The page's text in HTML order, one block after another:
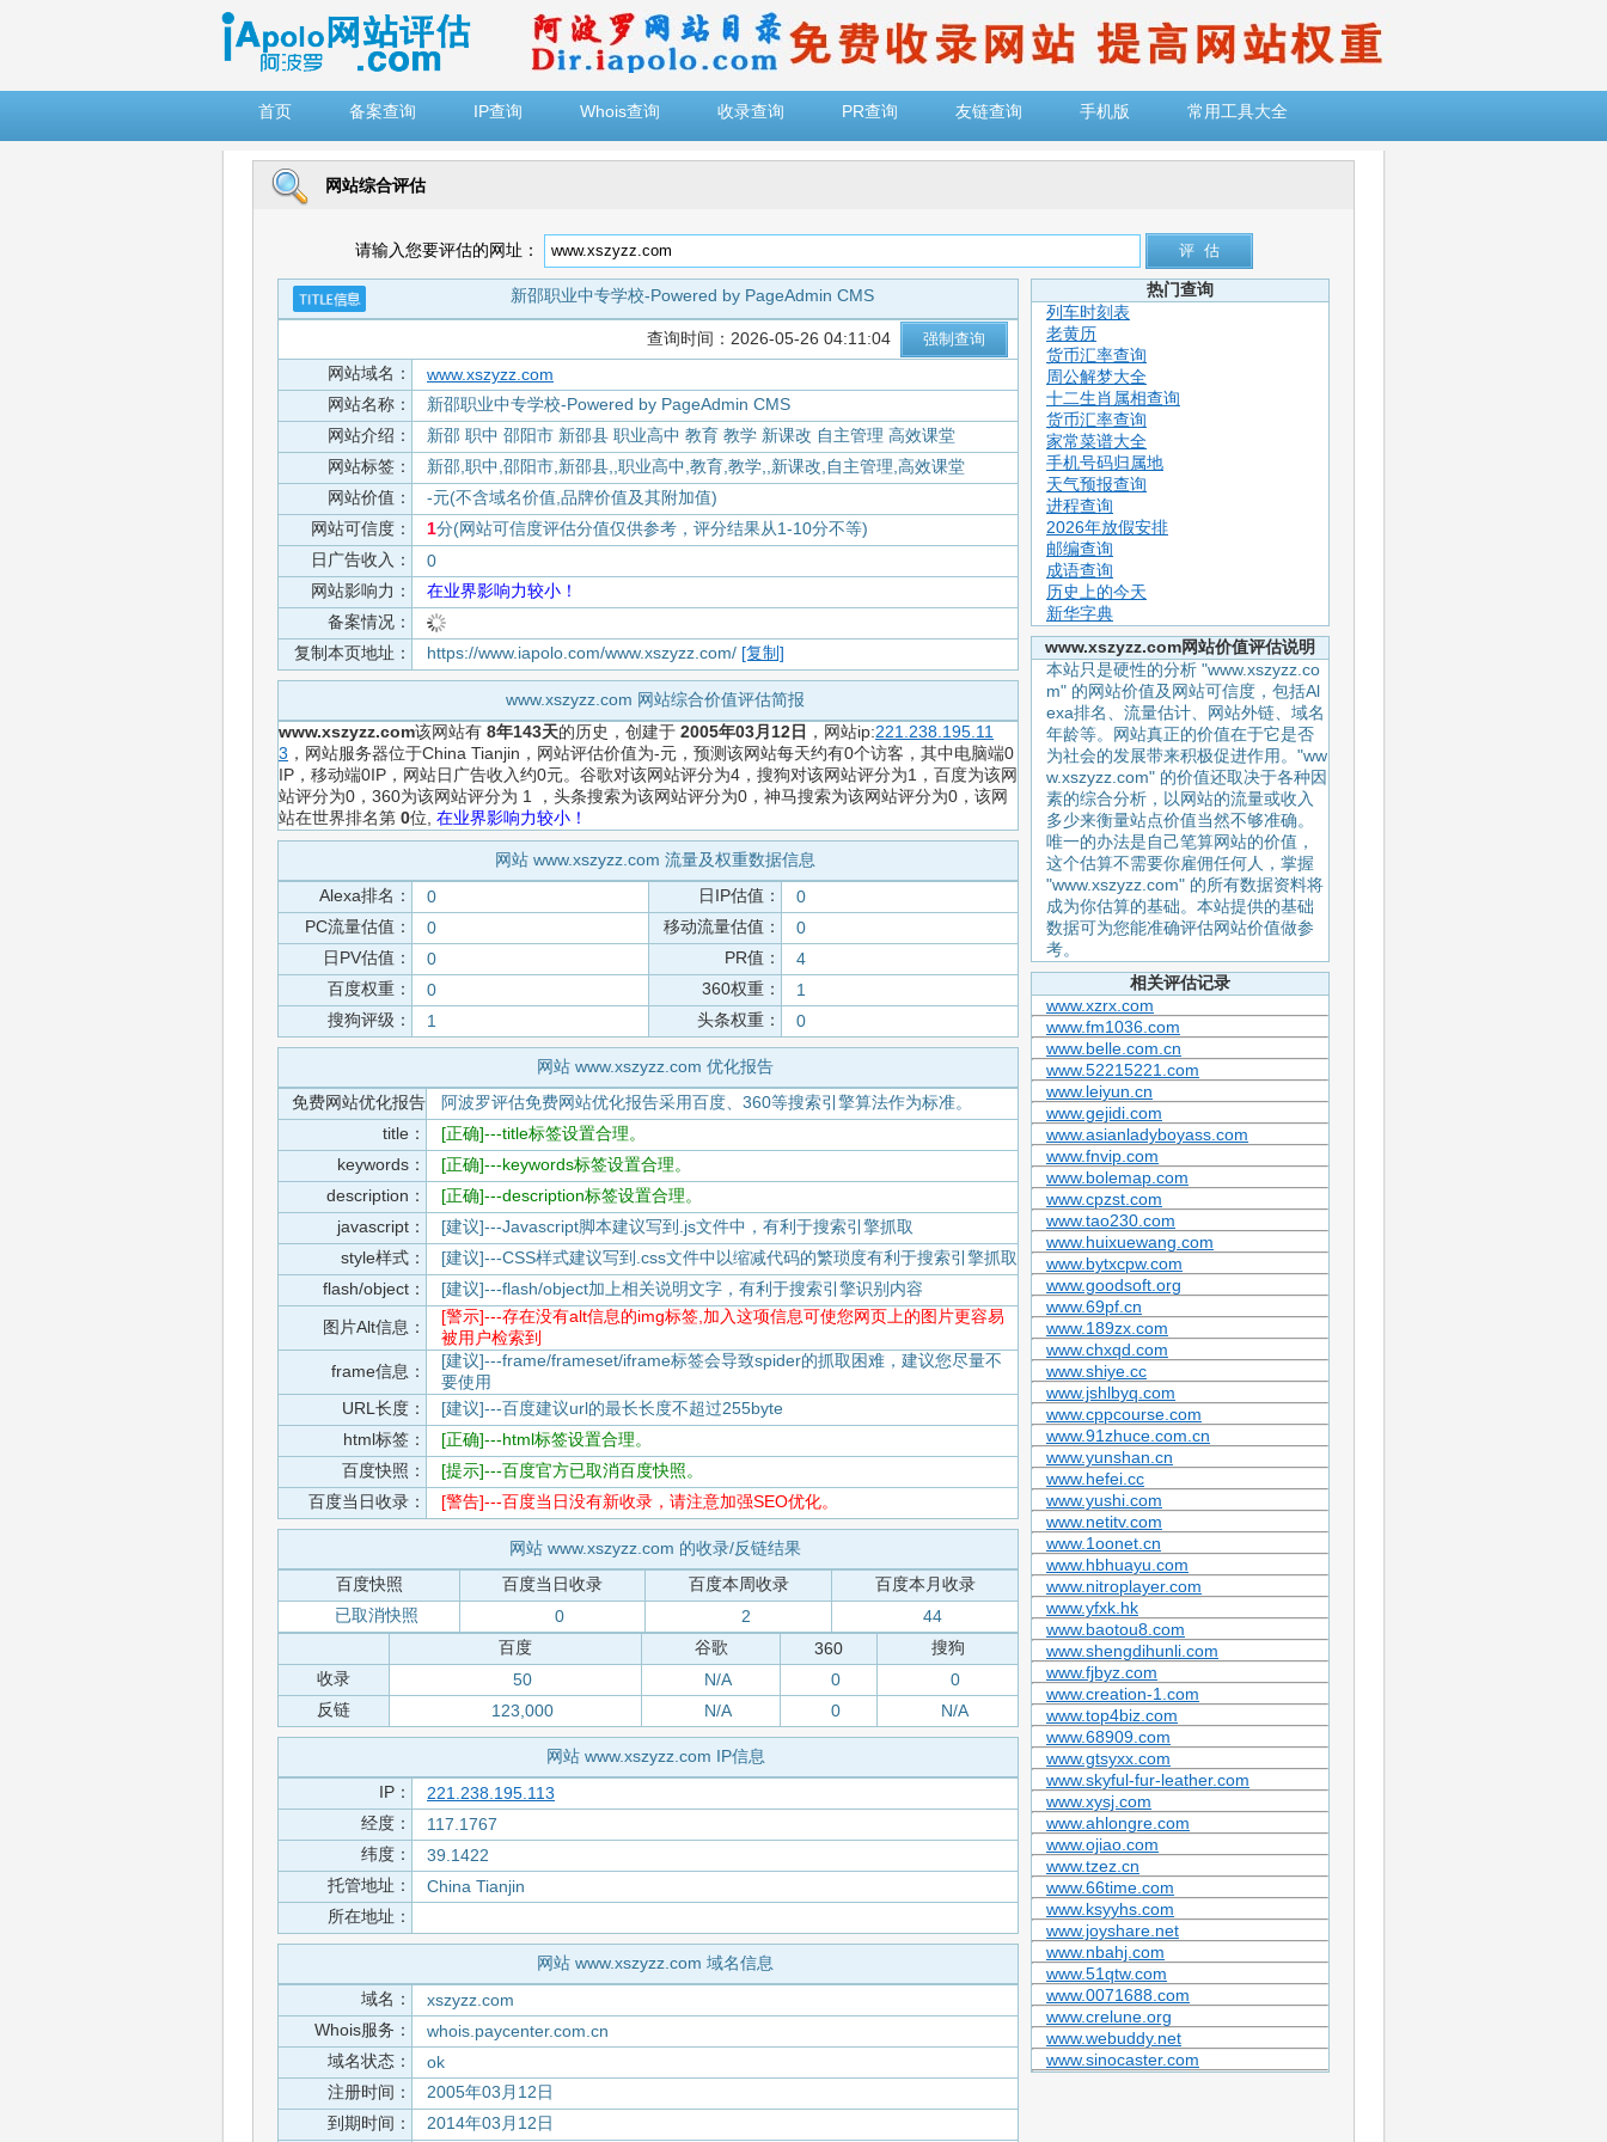
首页
备案查询 IP查询 Whois查询 收录查询 PR查询 友链查询 手机版 常用工具大全
网站综合评估
请输入您要评估的网址：
新邵职业中专学校-Powered by PageAdmin CMS
查询时间：2026-05-26 04:11:04
网站域名：
www.xszyzz.com
网站名称：
新邵职业中专学校-Powered by PageAdmin CMS
网站介绍：
新邵 职中 邵阳市 新邵县 职业高中 教育 教学 新课改 自主管理 高效课堂
网站标签：
新邵,职中,邵阳市,新邵县,,职业高中,教育,教学,,新课改,自主管理,高效课堂
网站价值：
-元(不含域名价值,品牌价值及其附加值)
网站可信度：
1分(网站可信度评估分值仅供参考，评分结果从1-10分不等)
日广告收入：
0
网站影响力：
在业界影响力较小！
备案情况：
复制本页地址：
https://www.iapolo.com/www.xszyzz.com/ [复制]
www.xszyzz.com 网站综合价值评估简报
www.xszyzz.com该网站有 8年143天的历史，创建于 2005年03月12日 ，网站ip:221.238.195.11
3 ，网站服务器位于China Tianjin，网站评估价值为-元，预测该网站每天约有0个访客，其中电脑端0
IP，移动端0IP，网站日广告收入约0元。谷歌对该网站评分为4，搜狗对该网站评分为1，百度为该网
站评分为0，360为该网站评分为 1 ，头条搜索为该网站评分为0，神马搜索为该网站评分为0，该网
站在世界排名第 0位, 在业界影响力较小！
网站 www.xszyzz.com 流量及权重数据信息
Alexa排名：
0 日IP估值：
0
PC流量估值：
0 移动流量估值：
0
日PV估值：
0 PR值：
4
百度权重：
0 360权重：
1
搜狗评级：
1 头条权重： 0
网站 www.xszyzz.com 优化报告
免费网站优化报告
阿波罗评估免费网站优化报告采用百度、360等搜索引擎算法作为标准。
title：
[正确]---title标签设置合理。
keywords：
[正确]---keywords标签设置合理。
description：
[正确]---description标签设置合理。
javascript：
[建议]---Javascript脚本建议写到.js文件中，有利于搜索引擎抓取
style样式：
[建议]---CSS样式建议写到.css文件中以缩减代码的繁琐度有利于搜索引擎抓取
flash/object：
[建议]---flash/object加上相关说明文字，有利于搜索引擎识别内容
图片Alt信息：
[警示]---存在没有alt信息的img标签,加入这项信息可使您网页上的图片更容易
被用户检索到
frame信息：
[建议]---frame/frameset/iframe标签会导致spider的抓取困难，建议您尽量不
要使用
URL长度：
[建议]---百度建议url的最长长度不超过255byte
html标签：
[正确]---html标签设置合理。
百度快照：
[提示]---百度官方已取消百度快照。
百度当日收录：
[警告]---百度当日没有新收录，请注意加强SEO优化。
网站 www.xszyzz.com 的收录/反链结果
百度快照
百度当日收录 百度本周收录
百度本月收录
已取消快照
0 2
44
百度
谷歌 360
搜狗
收录
50 N/A 0
0
反链
123,000 N/A 0 N/A
网站 www.xszyzz.com IP信息
IP：
221.238.195.113
经度：
117.1767
纬度：
39.1422
托管地址：
China Tianjin
所在地址：
网站 www.xszyzz.com 域名信息
域名：
xszyzz.com
Whois服务：
whois.paycenter.com.cn
域名状态：
ok
注册时间：
2005年03月12日
到期时间：
2014年03月12日
热门查询
列车时刻表
老黄历
货币汇率查询
周公解梦大全
十二生肖属相查询
货币汇率查询
家常菜谱大全
手机号码归属地
天气预报查询
进程查询
2026年放假安排
邮编查询
成语查询
历史上的今天
新华字典
www.xszyzz.com网站价值评估说明
本站只是硬性的分析 "www.xszyzz.co
m" 的网站价值及网站可信度，包括Al
exa排名、流量估计、网站外链、域名
年龄等。网站真正的价值在于它是否
为社会的发展带来积极促进作用。"ww
w.xszyzz.com" 的价值还取决于各种因
素的综合分析，以网站的流量或收入
多少来衡量站点价值当然不够准确。
唯一的办法是自己笔算网站的价值，
这个估算不需要你雇佣任何人，掌握
"www.xszyzz.com" 的所有数据资料将
成为你估算的基础。本站提供的基础
数据可为您能准确评估网站价值做参
考。
相关评估记录
www.xzrx.com
www.fm1036.com
www.belle.com.cn
www.52215221.com
www.leiyun.cn
www.gejidi.com
www.asianladyboyass.com
www.fnvip.com
www.bolemap.com
www.cpzst.com
www.tao230.com
www.huixuewang.com
www.bytxcpw.com
www.goodsoft.org
www.69pf.cn
www.189zx.com
www.chxqd.com
www.shiye.cc
www.jshlbyq.com
www.cppcourse.com
www.91zhuce.com.cn
www.yunshan.cn
www.hefei.cc
www.yushi.com
www.netitv.com
www.1oonet.cn
www.hbhuayu.com
www.nitroplayer.com
www.yfxk.hk
www.baotou8.com
www.shengdihunli.com
www.fjbyz.com
www.creation-1.com
www.top4biz.com
www.68909.com
www.gtsyxx.com
www.skyful-fur-leather.com
www.xysj.com
www.ahlongre.com
www.ojiao.com
www.tzez.cn
www.66time.com
www.ksyyhs.com
www.joyshare.net
www.nbahj.com
www.51qtw.com
www.0071688.com
www.crelune.org
www.webuddy.net
www.sinocaster.com